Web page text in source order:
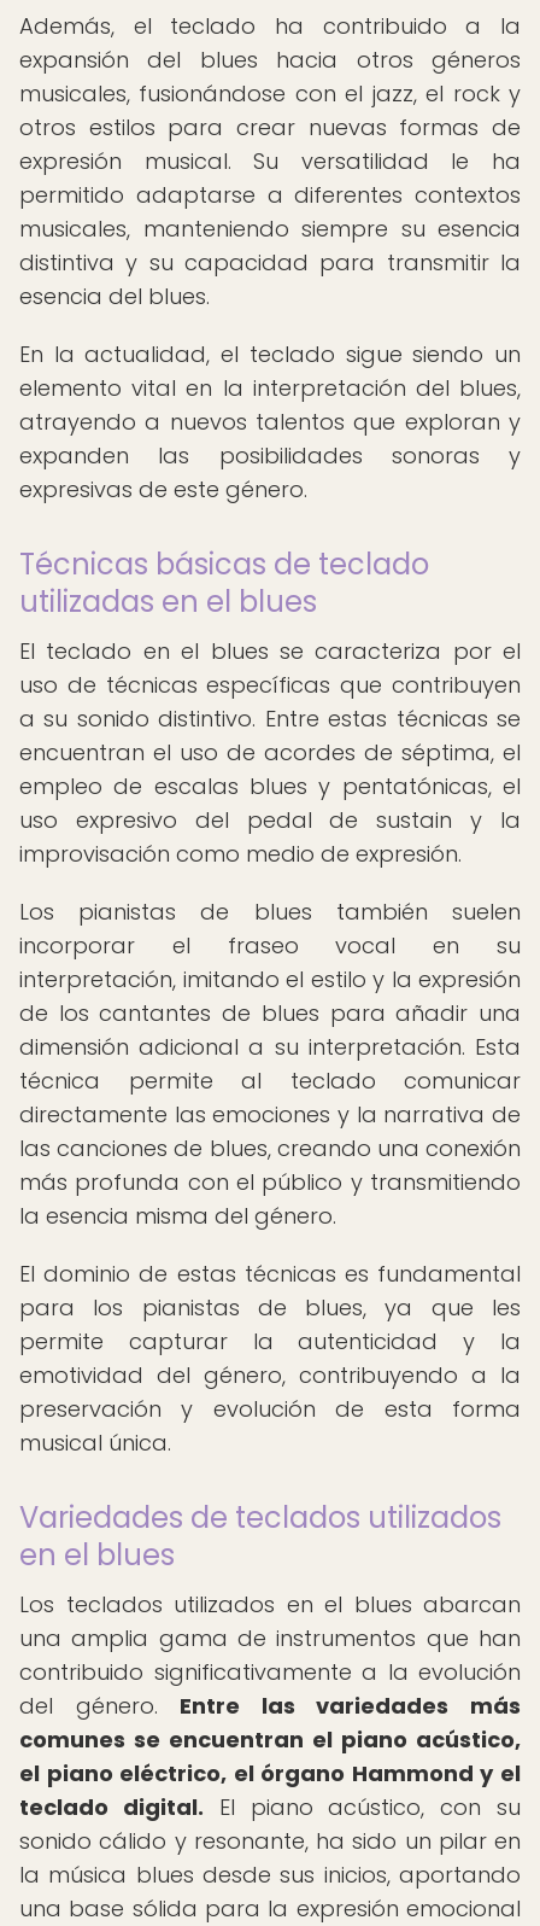
Además, el teclado ha contribuido a la
expansión del blues hacia otros géneros
musicales, fusionándose con el jazz, el rock y
otros estilos para crear nuevas formas de
expresión musical. Su versatilidad le ha
permitido adaptarse a diferentes contextos
musicales, manteniendo siempre su esencia
distintiva y su capacidad para transmitir la
esencia del blues.
En la actualidad, el teclado sigue siendo un
elemento vital en la interpretación del blues,
atrayendo a nuevos talentos que exploran y
expanden las posibilidades sonoras y
expresivas de este género.
Técnicas básicas de teclado
utilizadas en el blues
El teclado en el blues se caracteriza por el
uso de técnicas específicas que contribuyen
a su sonido distintivo. Entre estas técnicas se
encuentran el uso de acordes de séptima, el
empleo de escalas blues y pentatónicas, el
uso expresivo del pedal de sustain y la
improvisación como medio de expresión.
Los pianistas de blues también suelen
incorporar el fraseo vocal en su
interpretación, imitando el estilo y la expresión
de los cantantes de blues para añadir una
dimensión adicional a su interpretación. Esta
técnica permite al teclado comunicar
directamente las emociones y la narrativa de
las canciones de blues, creando una conexión
más profunda con el público y transmitiendo
la esencia misma del género.
El dominio de estas técnicas es fundamental
para los pianistas de blues, ya que les
permite capturar la autenticidad y la
emotividad del género, contribuyendo a la
preservación y evolución de esta forma
musical única.
Variedades de teclados utilizados
en el blues
Los teclados utilizados en el blues abarcan
una amplia gama de instrumentos que han
contribuido significativamente a la evolución
del género. Entre las variedades más
comunes se encuentran el piano acústico,
el piano eléctrico, el órgano Hammond y el
teclado digital. El piano acústico, con su
sonido cálido y resonante, ha sido un pilar en
la música blues desde sus inicios, aportando
una base sólida para la expresión emocional